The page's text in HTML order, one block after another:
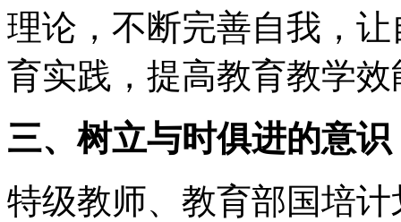
理论，不断完善自我，
育实践，提高教育教学效
三、树立与时俱进的意识
特级教师、教育部国培